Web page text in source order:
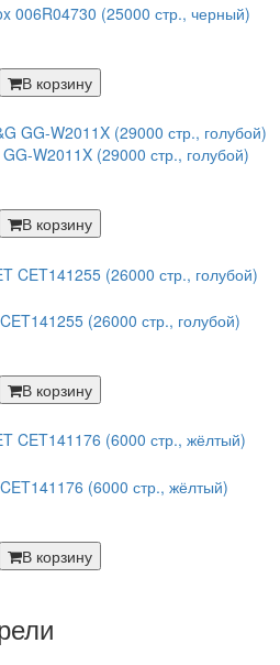
006R04730 (25000 стр., черный)
В корзину
W2011X (29000 стр., голубой)
В корзину
(26000 стр., голубой)
В корзину
(6000 стр., жёлтый)
В корзину